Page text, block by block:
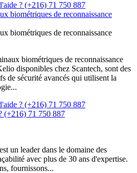
? (+216) 71 750 887
biométriques de reconnaissance
biométriques de reconnaissance
biométriques de reconnaissance
disponibles chez Scantech, sont des
de sécurité avancés qui utilisent la
? (+216) 71 750 887
(+216) 71 750 887
un leader dans le domaine des
avec plus de 30 ans d'expertise.
fournissons...